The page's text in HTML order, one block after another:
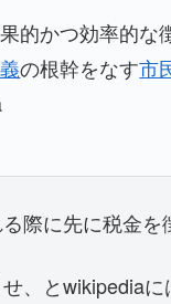
的かつ効率的
の根幹をなす市
際に先に税金を
、とwikipedia